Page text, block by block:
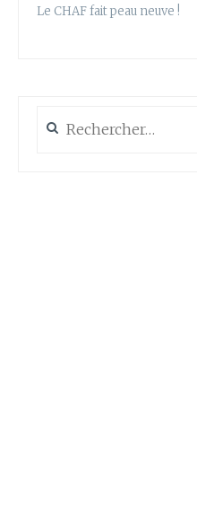
Le CHAF fait peau neuve !